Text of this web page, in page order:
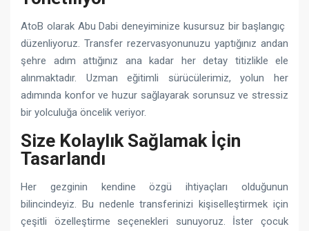
AtoB olarak Abu Dabi deneyiminize kusursuz bir başlangıç ​​
düzenliyoruz. Transfer rezervasyonunuzu yaptığınız andan
şehre adım attığınız ana kadar her detay titizlikle ele
alınmaktadır. Uzman eğitimli sürücülerimiz, yolun her
adımında konfor ve huzur sağlayarak sorunsuz ve stressiz
bir yolculuğa öncelik veriyor.
Size Kolaylık Sağlamak İçin
Tasarlandı
Her gezginin kendine özgü ihtiyaçları olduğunun
bilincindeyiz. Bu nedenle transferinizi kişiselleştirmek için
çeşitli özelleştirme seçenekleri sunuyoruz. İster çocuk